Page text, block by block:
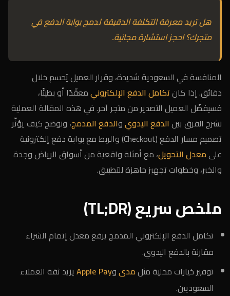
هل تريد معرفة التكلفة الدقيقة لدمج بوابة الدفع في
متجرك؟احجز استشارة مجانية.
المنافسة في السعودية شديدة، وقرار العميل يُحسم خلال
دقائق. إذا كانتكامل الدفع الإلكترونيمعقّدًا أو بطيئًا،
فسيفضّل العميل التصدير من متجر آخر. في هذه المقالة العملية
نشرح الفرق بينالدفع اليدويوالدفع المدمج، ونوضح كيف يؤثّر
تصميم مسار الدفع (Checkout) والربط مع بوابة دفع إلكترونية
علىمعدل التحويل، مع أمثلة واقعية من أسواق الرياض وجدة
والخبر، وخطوات تجهيز جاهزة للتطبيق.
ملخص سريع (TL;DR)
تكامل الدفع الإلكتروني المدمج يرفع معدل إتمام الشراء
مقارنة بالدفع اليدوي.
توفير خيارات محلية مثلمدىوApple Payيزيد ثقة العملاء
السعوديين.